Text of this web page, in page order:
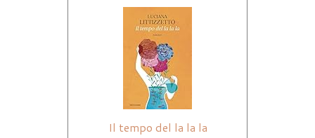
Il tempo del la la la